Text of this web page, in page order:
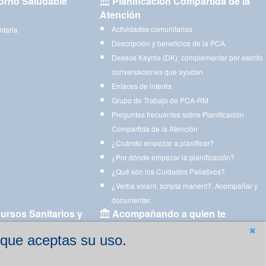
aceptas su uso.
Atención
Actividades comunitarias
Descripción y beneficios de la PCA
Deseos Kayrós (DK): complementar por escrito
conversaciones que ayudan
Enlaces de interés
Grupo de Trabajo de PCA-RM
Preguntas frecuentes sobre Planificación
Compartida de la Atención
¿Cuándo empezar a planificar?
¿Por dónde empezar la planificación?
¿Qué son los Cuidados Paliativos?
¿Verba volant, scripta manent?. Acompañar y
documentar.
Sanitarios y
Acompañando a quien te
Aplicaciones para descargar